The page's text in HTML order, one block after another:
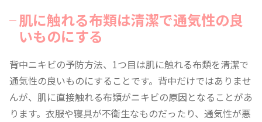
肌に触れる布類は清潔で通気性の良
いものにする
背中ニキビの予防方法、1つ目は肌に触れる布類を清潔で
通気性の良いものにすることです。背中だけではありませ
んが、肌に直接触れる布類がニキビの原因となることがあ
ります。衣服や寝具が不衛生なものだったり、通気性が悪